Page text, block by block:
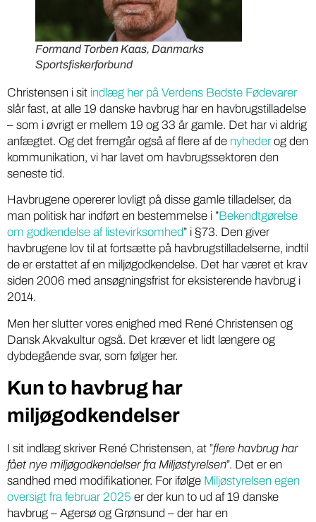
Formand Torben Kaas, Danmarks
Sportsfiskerforbund
Christensen i sit indlæg her på Verdens Bedste Fødevarer
slår fast, at alle 19 danske havbrug har en havbrugstilladelse
– som i øvrigt er mellem 19 og 33 år gamle. Det har vi aldrig
anfægtet. Og det fremgår også af flere af de nyheder og den
kommunikation, vi har lavet om havbrugssektoren den
seneste tid.
Havbrugene opererer lovligt på disse gamle tilladelser, da
man politisk har indført en bestemmelse i ”Bekendtgørelse
om godkendelse af listevirksomhed” i §73. Den giver
havbrugene lov til at fortsætte på havbrugstilladelserne, indtil
de er erstattet af en miljøgodkendelse. Det har været et krav
siden 2006 med ansøgningsfrist for eksisterende havbrug i
2014.
Men her slutter vores enighed med René Christensen og
Dansk Akvakultur også. Det kræver et lidt længere og
dybdegående svar, som følger her.
Kun to havbrug har
miljøgodkendelser
I sit indlæg skriver René Christensen, at ”flere havbrug har
fået nye miljøgodkendelser fra Miljøstyrelsen”. Det er en
sandhed med modifikationer. For ifølge Miljøstyrelsen egen
oversigt fra februar 2025 er der kun to ud af 19 danske
havbrug – Agersø og Grønsund – der har en